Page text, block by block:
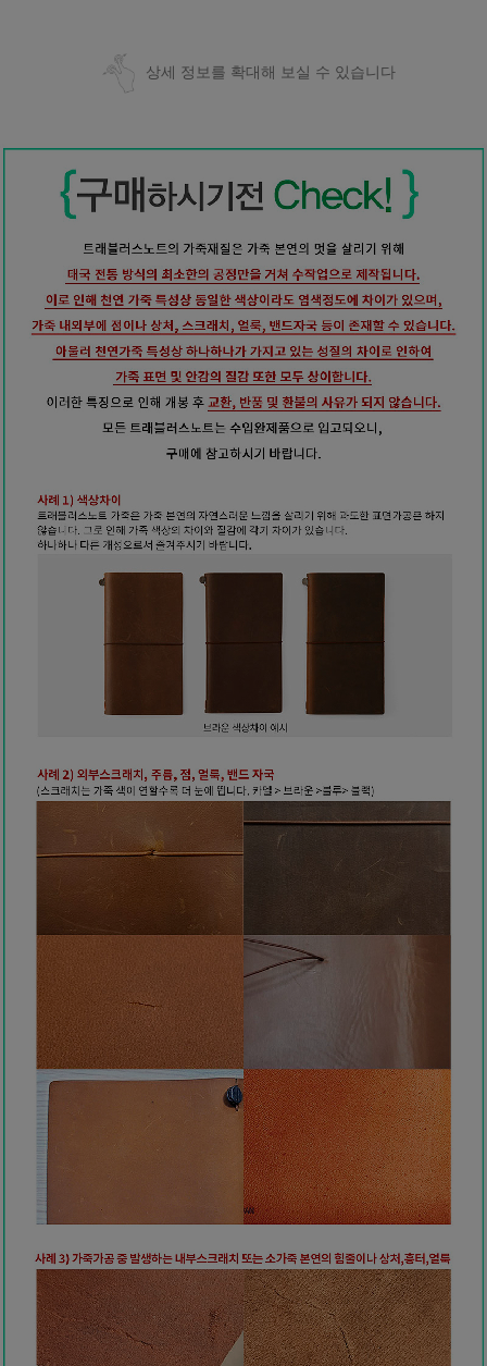
상세 정보를 확대해 보실 수 있습니다